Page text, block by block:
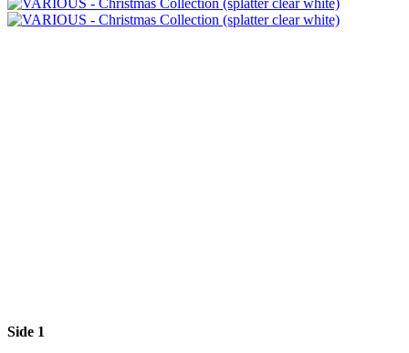
Side 1